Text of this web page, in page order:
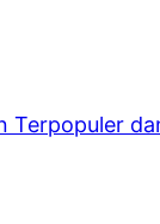
Terpopuler